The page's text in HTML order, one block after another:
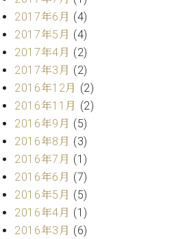
調
律
師
紹
介
律
料
金
表
お
問
合
わ
せ
2017年6月 (4)
2017年5月 (4)
2017年4月 (2)
2017年3月 (2)
2016年12月 (2)
2016年11月 (2)
2016年9月 (5)
2016年8月 (3)
2016年7月 (1)
2016年6月 (7)
2016年5月 (5)
2016年4月 (1)
2016年3月 (6)